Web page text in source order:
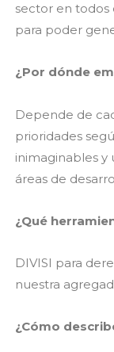
sector en todos
para poder
¿Por dónde
Depende de
prioridades
inimaginables y
áreas de
¿Qué
DIVISI para
nuestra
¿Cómo